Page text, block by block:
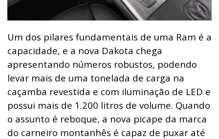
Um dos pilares fundamentais de uma Ram é a
capacidade, e a nova Dakota chega
apresentando números robustos, podendo
levar mais de uma tonelada de carga na
caçamba revestida e com iluminação de LED e
possui mais de 1.200 litros de volume. Quando
o assunto é reboque, a nova picape da marca
do carneiro montanhês é capaz de puxar até